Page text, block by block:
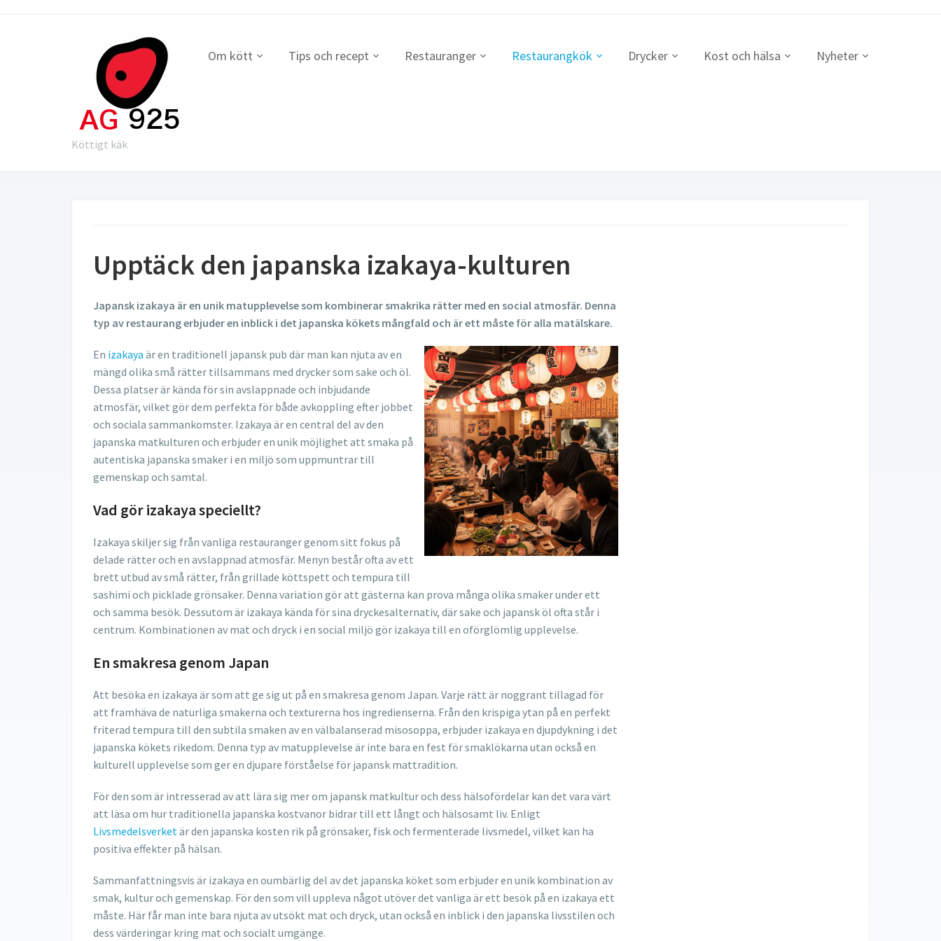
Köttigt käk
Om kött Tips och recept Restauranger Restaurangkök Drycker Kost och hälsa Nyheter
Upptäck den japanska izakaya-kulturen
Japansk izakaya är en unik matupplevelse som kombinerar smakrika rätter med en social atmosfär. Denna
typ av restaurang erbjuder en inblick i det japanska kökets mångfald och är ett måste för alla matälskare.
En izakaya är en traditionell japansk pub där man kan njuta av en
mängd olika små rätter tillsammans med drycker som sake och öl.
Dessa platser är kända för sin avslappnade och inbjudande
atmosfär, vilket gör dem perfekta för både avkoppling efter jobbet
och sociala sammankomster. Izakaya är en central del av den
japanska matkulturen och erbjuder en unik möjlighet att smaka på
autentiska japanska smaker i en miljö som uppmuntrar till
gemenskap och samtal.
Vad gör izakaya speciellt?
Izakaya skiljer sig från vanliga restauranger genom sitt fokus på
delade rätter och en avslappnad atmosfär. Menyn består ofta av ett
brett utbud av små rätter, från grillade köttspett och tempura till
sashimi och picklade grönsaker. Denna variation gör att gästerna kan prova många olika smaker under ett
och samma besök. Dessutom är izakaya kända för sina dryckesalternativ, där sake och japansk öl ofta står i
centrum. Kombinationen av mat och dryck i en social miljö gör izakaya till en oförglömlig upplevelse.
En smakresa genom Japan
Att besöka en izakaya är som att ge sig ut på en smakresa genom Japan. Varje rätt är noggrant tillagad för
att framhäva de naturliga smakerna och texturerna hos ingredienserna. Från den krispiga ytan på en perfekt
friterad tempura till den subtila smaken av en välbalanserad misosoppa, erbjuder izakaya en djupdykning i det
japanska kökets rikedom. Denna typ av matupplevelse är inte bara en fest för smaklökarna utan också en
kulturell upplevelse som ger en djupare förståelse för japansk mattradition.
För den som är intresserad av att lära sig mer om japansk matkultur och dess hälsofördelar kan det vara värt
att läsa om hur traditionella japanska kostvanor bidrar till ett långt och hälsosamt liv. Enligt
Livsmedelsverketär den japanska kosten rik på grönsaker, fisk och fermenterade livsmedel, vilket kan ha
positiva effekter på hälsan.
Sammanfattningsvis är izakaya en oumbärlig del av det japanska köket som erbjuder en unik kombination av
smak, kultur och gemenskap. För den som vill uppleva något utöver det vanliga är ett besök på en izakaya ett
måste. Här får man inte bara njuta av utsökt mat och dryck, utan också en inblick i den japanska livsstilen och
dess värderingar kring mat och socialt umgänge.